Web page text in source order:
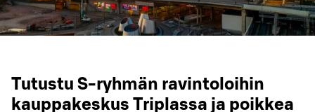
Tutustu S-ryhmän ravintoloihin
kauppakeskus Triplassa ja poikkea